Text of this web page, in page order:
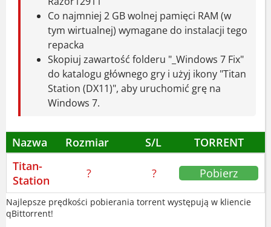
po prostu stoisz i patrzysz.
Ukończenie gry zajmie Ci 3-4 godziny. To
idealny czas na jeden wieczór. Zagadki są
proste, ale dobrze wplecione w fabułę.
Nauczyłem się jednej rzeczy: zawsze miej
przy sobie latarkę – nigdy nie wiesz, kiedy
Gra dostępna jest po polsku, angielsku,
rosyjsku i innych. Jeśli lubisz dobrze
opowiedziane historie, sięgnij poTitan
Station. Porównują ją doTacoma, ale to
inny kawałek chleba.
Co najmniej 2 GB wolnej pamięci RAM (w
tym wirtualnej) wymagane do instalacji tego
repacka
Skopiuj zawartość folderu "_Windows 7 Fix"
do katalogu głównego gry i użyj ikony "Titan
Station (DX11)", aby uruchomić grę na
Windows 7.
Nazwa Rozmiar S/L
TORRENT
Titan-
Station
? ? Pobierz
Najlepsze prędkości pobierania torrent występują w kliencie
qBittorrent!